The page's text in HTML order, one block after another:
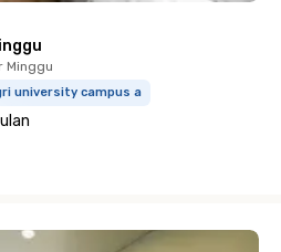
Minggu
university campus a